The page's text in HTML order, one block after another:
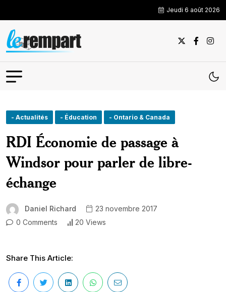
Jeudi 6 août 2026
- Actualités - Éducation - Ontario & Canada
RDI Économie de passage à
Windsor pour parler de libre-
échange
Daniel Richard
23 novembre 2017
0 Comments
20 Views
Share This Article: